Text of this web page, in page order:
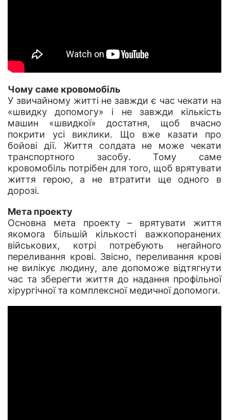
Чому саме кровомобіль
У звичайному житті не завжди є час чекати на
«швидку допомогу» і не завжди кількість
машин «швидкої» достатня, щоб вчасно
покрити усі виклики. Що вже казати про
бойові дії. Життя солдата не може чекати
транспортного засобу. Тому саме
кровомобіль потрібен для того, щоб врятувати
життя герою, а не втратити ще одного в
дорозі.
Мета проекту
Основна мета проекту – врятувати життя
якомога більшій кількості важкопоранених
військових, котрі потребують негайного
переливання крові. Звісно, переливання крові
не вилікує людину, але допоможе відтягнути
час та зберегти життя до надання профільної
хірургічної та комплексної медичної допомоги.